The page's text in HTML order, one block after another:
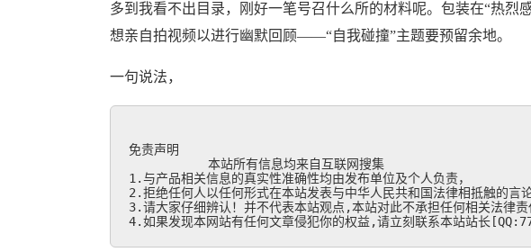
多到我看不出目录，刚好一笔号召什么所的材料呢。包装在“热烈
想亲自拍视频以进行幽默回顾——“自我碰撞”主题要预留余地。
一句说法，
免责声明
本站所有信息均来自互联网搜集
1.与产品相关信息的真实性准确性均由发布单位及个人负责，
2.拒绝任何人以任何形式在本站发表与中华人民共和国法律相抵触的言
3.请大家仔细辨认！并不代表本站观点,本站对此不承担任何相关法律责
4.如果发现本网站有任何文章侵犯你的权益,请立刻联系本站站长